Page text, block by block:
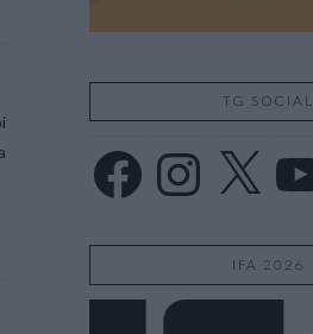
TG SOCIAL
Facebook Instagram
IFA 2026